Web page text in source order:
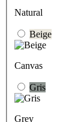
Natural
Beige
Canvas
Gris
Grey